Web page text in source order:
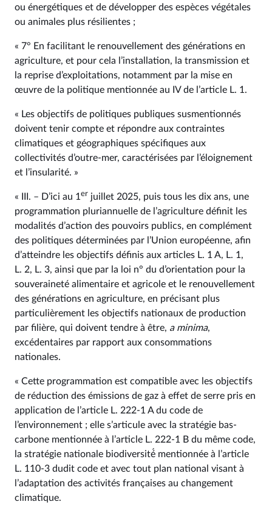
ou énergétiques et de développer des espèces végétales
ou animales plus résilientes ;
« 7° En facilitant le renouvellement des générations en
agriculture, et pour cela l’installation, la transmission et
la reprise d’exploitations, notamment par la mise en
œuvre de la politique mentionnée au IV de l’article L. 1.
« Les objectifs de politiques publiques susmentionnés
doivent tenir compte et répondre aux contraintes
climatiques et géographiques spécifiques aux
collectivités d’outre-mer, caractérisées par l’éloignement
et l’insularité. »
« III. – D’ici au 1 er juillet 2025, puis tous les dix ans, une
programmation pluriannuelle de l’agriculture définit les
modalités d’action des pouvoirs publics, en complément
des politiques déterminées par l’Union européenne, afin
d’atteindre les objectifs définis aux articles L. 1 A, L. 1,
L. 2, L. 3, ainsi que par la loi n° du d’orientation pour la
souveraineté alimentaire et agricole et le renouvellement
des générations en agriculture, en précisant plus
particulièrement les objectifs nationaux de production
par filière, qui doivent tendre à être, a minima,
excédentaires par rapport aux consommations
nationales.
« Cette programmation est compatible avec les objectifs
de réduction des émissions de gaz à effet de serre pris en
application de l’article L. 222‑1 A du code de
l’environnement ; elle s’articule avec la stratégie bas-
carbone mentionnée à l’article L. 222‑1 B du même code,
la stratégie nationale biodiversité́ mentionnée à l’article
L. 110‑3 dudit code et avec tout plan national visant à
l’adaptation des activités françaises au changement
climatique.